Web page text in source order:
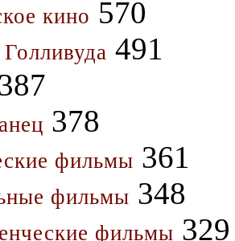
кино 570
491
378
фильмы 361
фильмы 348
фильмы 329